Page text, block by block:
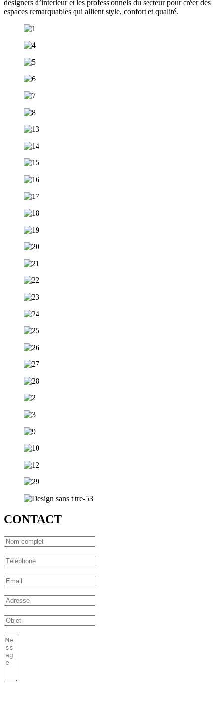
designers d’intérieur et les professionnels du secteur pour créer des
espaces remarquables qui allient style, confort et qualité.
CONTACT